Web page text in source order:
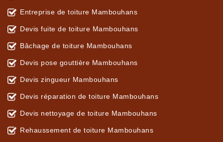
Entreprise de toiture Mambouhans
Devis fuite de toiture Mambouhans
Bâchage de toiture Mambouhans
Devis pose gouttière Mambouhans
Devis zingueur Mambouhans
Devis réparation de toiture Mambouhans
Devis nettoyage de toiture Mambouhans
Rehaussement de toiture Mambouhans